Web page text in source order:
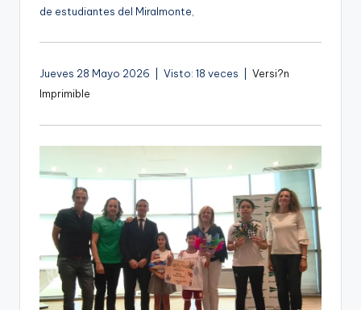
de estudiantes del Miralmonte,
Jueves 28 Mayo 2026 | Visto: 18 veces | Versi?n
Imprimible